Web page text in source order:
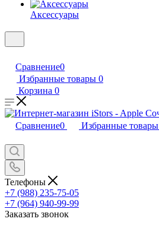
Аксессуары
Сравнение0
Избранные товары 0
Корзина 0
Сравнение0 Избранные товары
Телефоны
+7 (988) 235-75-05
+7 (964) 940-99-99
Заказать звонок